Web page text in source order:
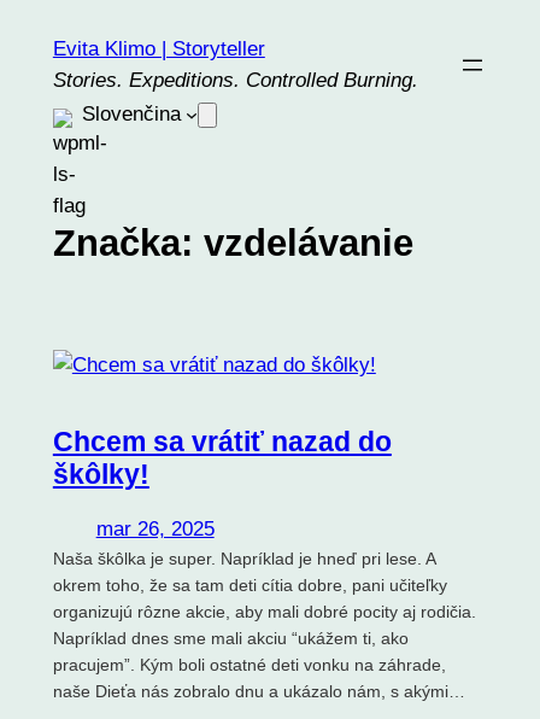
obsah
Evita Klimo | Storyteller
Stories. Expeditions. Controlled Burning.
Slovenčina
Značka: vzdelávanie
Chcem sa vrátiť nazad do
škôlky!
mar 26, 2025
Naša škôlka je super. Napríklad je hneď pri lese. A
okrem toho, že sa tam deti cítia dobre, pani učiteľky
organizujú rôzne akcie, aby mali dobré pocity aj rodičia.
Napríklad dnes sme mali akciu “ukážem ti, ako
pracujem”. Kým boli ostatné deti vonku na záhrade,
naše Dieťa nás zobralo dnu a ukázalo nám, s akými…